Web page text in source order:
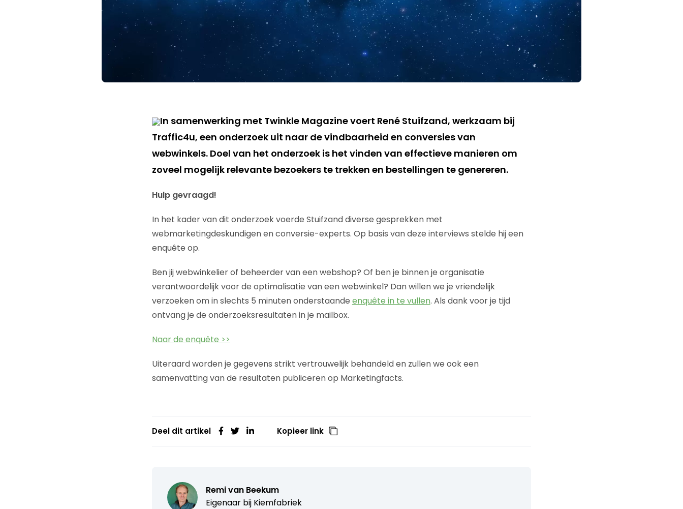
In samenwerking met Twinkle Magazine voert René Stuifzand, werkzaam bij
Traffic4u, een onderzoek uit naar de vindbaarheid en conversies van
webwinkels. Doel van het onderzoek is het vinden van effectieve manieren om
zoveel mogelijk relevante bezoekers te trekken en bestellingen te genereren.
Hulp gevraagd!
In het kader van dit onderzoek voerde Stuifzand diverse gesprekken met
webmarketingdeskundigen en conversie-experts. Op basis van deze interviews stelde hij een
enquête op.
Ben jij webwinkelier of beheerder van een webshop? Of ben je binnen je organisatie
verantwoordelijk voor de optimalisatie van een webwinkel? Dan willen we je vriendelijk
verzoeken om in slechts 5 minuten onderstaande enquête in te vullen. Als dank voor je tijd
ontvang je de onderzoeksresultaten in je mailbox.
Naar de enquête >>
Uiteraard worden je gegevens strikt vertrouwelijk behandeld en zullen we ook een
samenvatting van de resultaten publiceren op Marketingfacts.
Deel dit artikel Kopieer link
Remi van Beekum
Eigenaar bij Kiemfabriek